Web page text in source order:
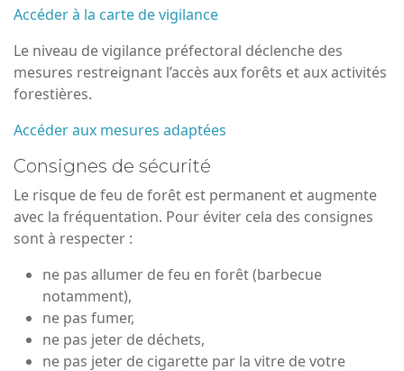
Accéder à la carte de vigilance
Le niveau de vigilance préfectoral déclenche des
mesures restreignant l’accès aux forêts et aux activités
forestières.
Accéder aux mesures adaptées
Consignes de sécurité
Le risque de feu de forêt est permanent et augmente
avec la fréquentation. Pour éviter cela des consignes
sont à respecter :
ne pas allumer de feu en forêt (barbecue
notamment),
ne pas fumer,
ne pas jeter de déchets,
ne pas jeter de cigarette par la vitre de votre